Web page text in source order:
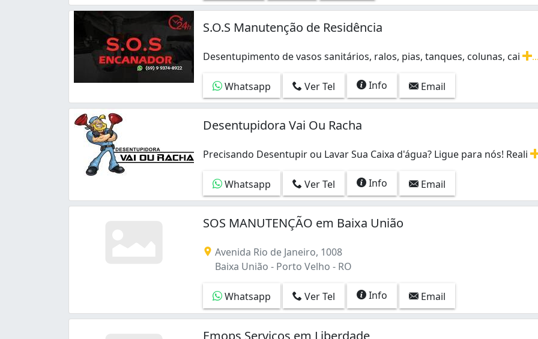
S.O.S Manutenção de Residência
Desentupimento de vasos sanitários, ralos, pias, tanques, colunas, cai
Whatsapp
Ver Tel Info Email
Desentupidora Vai Ou Racha
Precisando Desentupir ou Lavar Sua Caixa d'água? Ligue para nós! Reali
Whatsapp
Ver Tel Info Email
SOS MANUTENÇÃO em Baixa União
Avenida Rio de Janeiro, 1008
Baixa União - Porto Velho - RO
Whatsapp Ver Tel Info Email
Emops Serviços em Liberdade